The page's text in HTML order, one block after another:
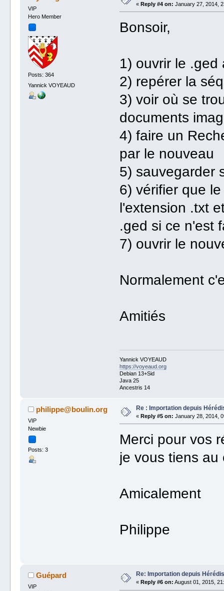
VIP
Hero Member
Posts: 364
Yannick VOYEAUD
« Reply #4 on: January 27, 2014,
Bonsoir,
1) ouvrir le
2) repérer la
3) voir où se
documents
4) faire un
par le nouveau
5) sauvegarder
6) vérifier que
l'extension .txt
.ged si ce n'est
7) ouvrir le
Normalement
Amitiés
Yannick VOYEAUD
https://voyeaud.org
Debian 13+Sid
Java 25
Ancestris 14
philippe@boulin.org
VIP
Newbie
Posts: 3
Re : Importation depuis
« Reply #5 on: January 28, 2014,
Merci pour vos
je vous tiens au
Amicalement
Philippe
Guépard
VIP
Re: Importation depuis Hérédis
« Reply #6 on: August 01, 2015,